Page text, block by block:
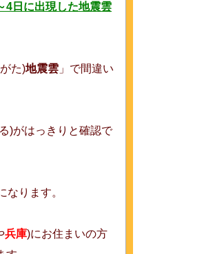
4日に出現した地震雲
た)地震雲 」で間違い
)がはっきりと確認で
ります。
兵庫)にお住まいの方